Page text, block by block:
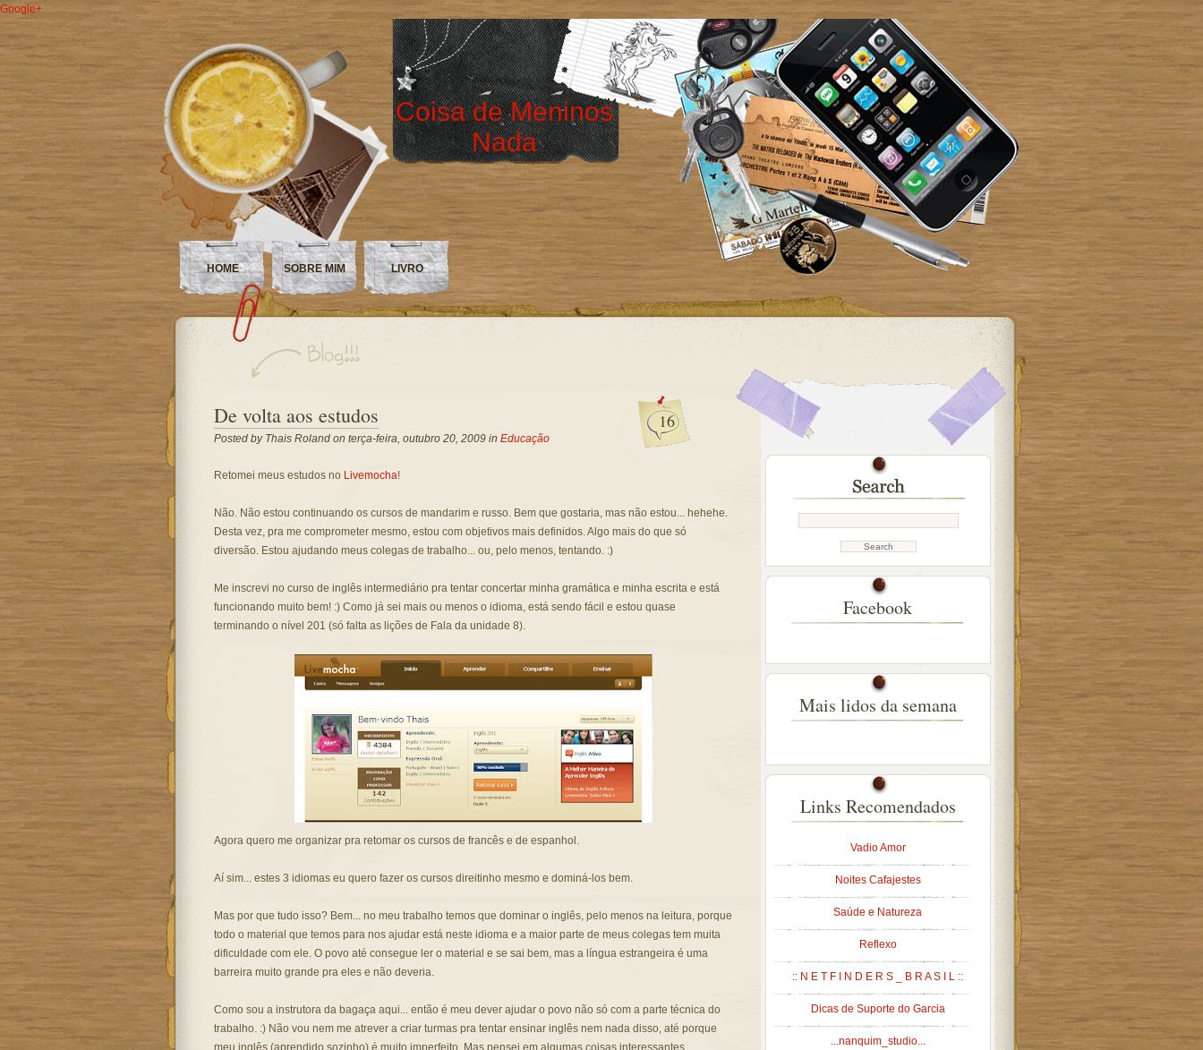
Google+
Coisa de Meninos
Nada
HOME SOBRE MIM LIVRO
16
De volta aos estudos
Posted by Thais Rolandon terça-feira, outubro 20, 2009 in Educação
Retomei meus estudos no Livemocha!
Não. Não estou continuando os cursos de mandarim e russo. Bem que gostaria, mas não estou... hehehe.
Desta vez, pra me comprometer mesmo, estou com objetivos mais definidos. Algo mais do que só
diversão. Estou ajudando meus colegas de trabalho... ou, pelo menos, tentando. :)
Me inscrevi no curso de inglês intermediário pra tentar concertar minha gramática e minha escrita e está
funcionando muito bem! :) Como já sei mais ou menos o idioma, está sendo fácil e estou quase
terminando o nível 201 (só falta as lições de Fala da unidade 8).
Agora quero me organizar pra retomar os cursos de francês e de espanhol.
Aí sim... estes 3 idiomas eu quero fazer os cursos direitinho mesmo e dominá-los bem.
Mas por que tudo isso? Bem... no meu trabalho temos que dominar o inglês, pelo menos na leitura, porque
todo o material que temos para nos ajudar está neste idioma e a maior parte de meus colegas tem muita
dificuldade com ele. O povo até consegue ler o material e se sai bem, mas a língua estrangeira é uma
barreira muito grande pra eles e não deveria.
Como sou a instrutora da bagaça aqui... então é meu dever ajudar o povo não só com a parte técnica do
trabalho. :) Não vou nem me atrever a criar turmas pra tentar ensinar inglês nem nada disso, até porque
meu inglês (aprendido sozinho) é muito imperfeito. Mas pensei em algumas coisas interessantes.
Facebook
Mais lidos da semana
Links Recomendados
Vadio Amor
Noites Cafajestes
Saúde e Natureza
Reflexo
:: N E T F I N D E R S _ B R A S I L ::
Dicas de Suporte do Garcia
...nanquim_studio...